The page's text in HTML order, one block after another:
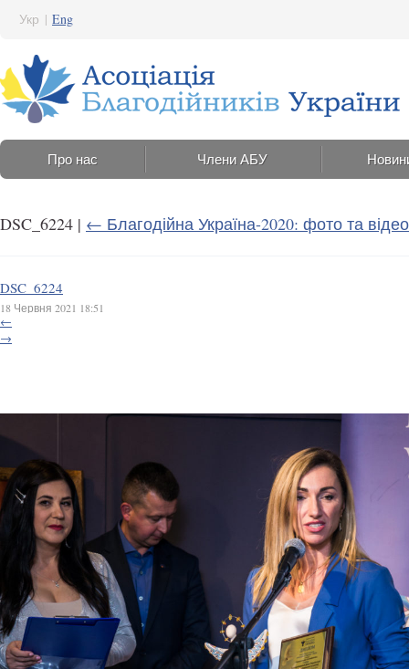
Укр | Eng
Про нас Члени АБУ
DSC_6224 | ← Благодійна Україна-2020: фото та
DSC_6224
18 Червня 2021 18:51
←
→